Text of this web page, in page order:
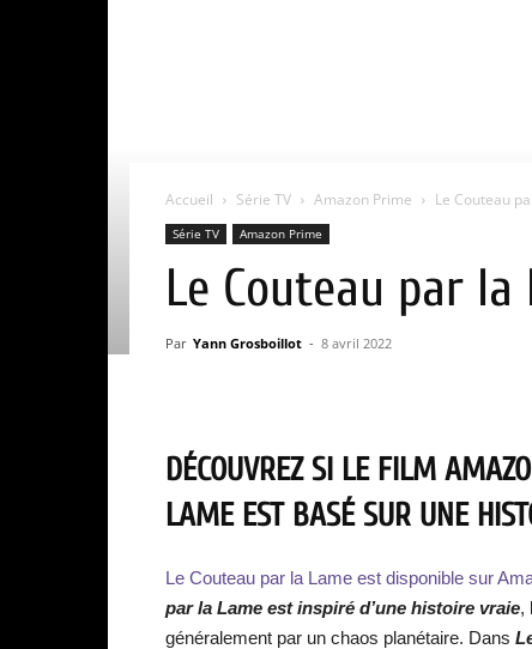
Accueil Série TV Amazon Prime Le Couteau
Série TV Amazon Prime
Le Couteau par
Par Yann Grosboillot - 8 avril 2022
DÉCOUVREZ SI LE FILM
LAME EST BASÉ SUR UNE
Le Couteau par la Lame est disponible sur
par la Lame est inspiré d’une histoire vraie,
généralement par un chaos planétaire. Dans